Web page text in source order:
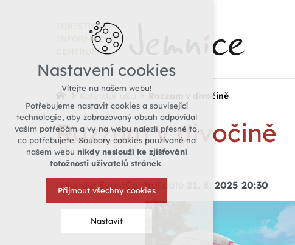
TURISTICKÉ
INFORMAČNÍ
CENTRUM
Rozzum v divočině
Rozzum v divočině
calendar.EventControl.date 21. 8. 2025 20:30
Nastavení cookies
Vítejte na našem webu!
Potřebujeme nastavit cookies a související
technologie, aby zobrazovaný obsah odpovídal
vašim potřebám a vy na webu nalezli přesně to,
co potřebujete. Soubory cookies používané na
našem webu nikdy neslouží ke zjišťování
totožnosti uživatelů stránek.
Přijmout všechny cookies
Nastavit